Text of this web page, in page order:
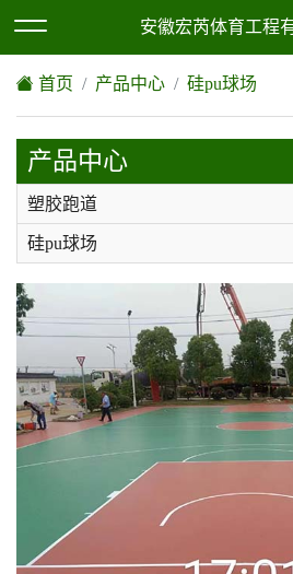
欢迎访问安徽宏芮体育工程有限公司网站！
安徽宏芮体育工程
首页 产品中心 硅pu球场
产品中心
塑胶跑道
硅pu球场
epdm塑胶地坪
人造草坪
环氧地坪
丙烯酸
pvc塑胶地板，地胶